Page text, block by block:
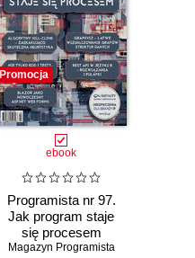
Promocja
ebook
Programista nr 97.
Jak program staje
się procesem
Magazyn Programista